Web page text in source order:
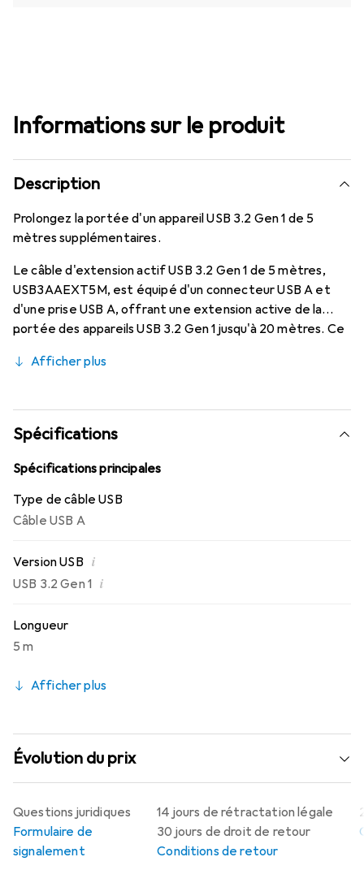
Informations sur le produit
Description
Prolongez la portée d'un appareil USB 3.2 Gen 1 de 5
mètres supplémentaires.
Le câble d'extension actif USB 3.2 Gen 1 de 5 mètres,
USB3AAEXT5M, est équipé d'un connecteur USB A et
d'une prise USB A, offrant une extension active de la
portée des appareils USB 3.2 Gen 1 jusqu'à 20 mètres. Ce
en-un conçu pour surmonter les limitations de distance et
par le bus pour garantir une performance au-delà des
limites de longueur des câbles USB standard. Jusqu'à 4 de
ces câbles peuvent être connectés en série, permettant
d'étendre la portée de connexion à un total de 20
via l'adaptateur secteur universel fourni et une prise
murale.
Afficher plus
Spécifications
Spécifications principales
Type de câble USB
Câble USB A
Version USB i
USB 3.2 Gen 1 i
Longueur
5 m
Afficher plus
Évolution du prix
14 jours de rétractation légale
30 jours de droit de retour
Conditions de retour
Questions juridiques
Formulaire de
signalement